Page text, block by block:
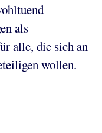
als
alle, die sich an
wollen.